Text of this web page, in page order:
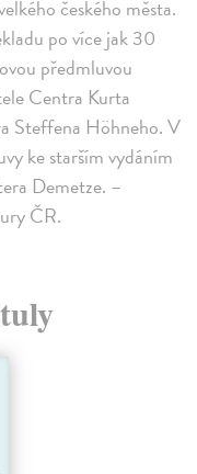
českého města.
po více jak 30
předmluvou
Centra Kurta
Steffena Höhneho. V
ke starším vydáním
Demetze. –
ČR.